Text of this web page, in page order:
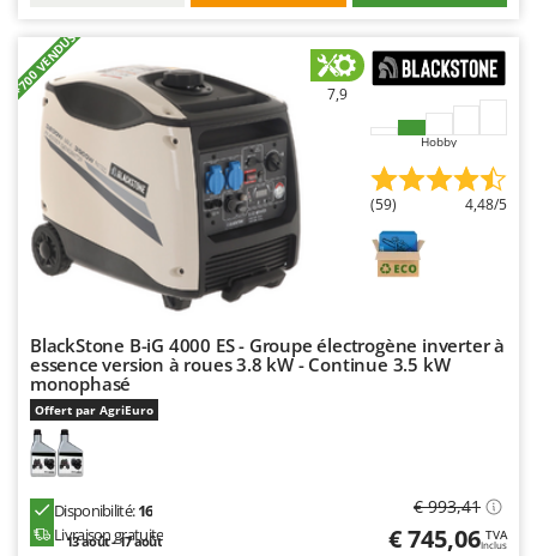
Worx
Y Yard Force
Zanon
Zephir
ZGrills
Zomax
+700 VENDUS 7,9
Hobby
(59) 4,48/5
BlackStone B-iG 4000 ES - Groupe électrogène inverter à
essence version à roues 3.8 kW - Continue 3.5 kW
monophasé
Offert par AgriEuro
Disponibilité:16
Livraison gratuite
13 août - 17 août
€ 993,41
€ 745,06 TVA
Inclus